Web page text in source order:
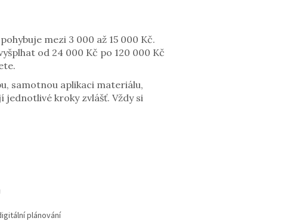
mezi 3 000 až 15 000 Kč.
od 24 000 Kč po 120 000 Kč
samotnou aplikaci materiálu,
kroky zvlášť. Vždy si
plánování